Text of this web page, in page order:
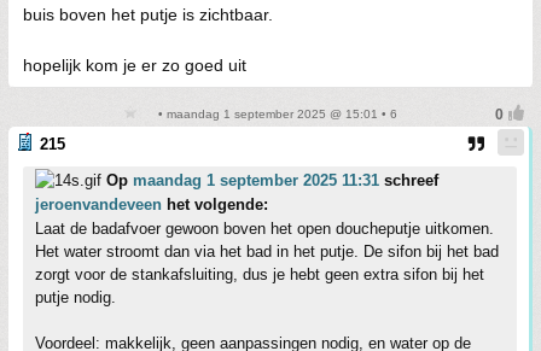
buis boven het putje is zichtbaar.
hopelijk kom je er zo goed uit
• maandag 1 september 2025 @ 15:01 • 6
215
Op maandag 1 september 2025 11:31 schreef
jeroenvandeveen het volgende:
Laat de badafvoer gewoon boven het open doucheputje uitkomen.
Het water stroomt dan via het bad in het putje. De sifon bij het bad
zorgt voor de stankafsluiting, dus je hebt geen extra sifon bij het
putje nodig.
Voordeel: makkelijk, geen aanpassingen nodig, en water op de